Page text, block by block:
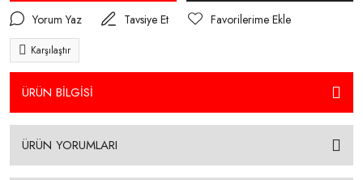
Yorum Yaz Tavsiye Et
Karşılaştır
ÜRÜN BİLGİSİ
ÜRÜN YORUMLARI